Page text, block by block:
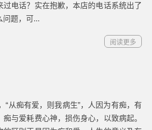
过电话？实在抱歉，本店的电话系统出了
问题，可...
阅读更多
“从痴有爱，则我病生”，人因为有痴，有
与爱耗费心神，损伤身心，以致病起。